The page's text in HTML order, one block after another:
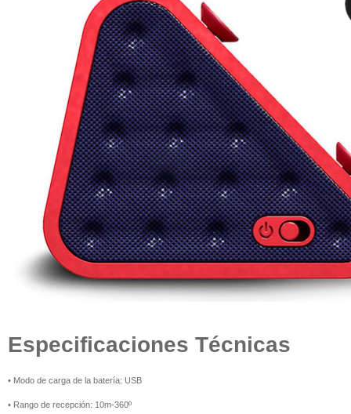
Especificaciones Técnicas
• Modo de carga de la batería: USB
• Rango de recepción: 10m-360º